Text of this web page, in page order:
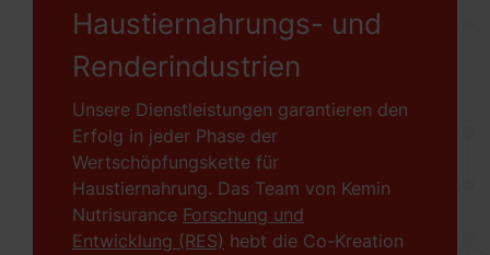
Haustiernahrungs- und
Renderindustrien
Unsere Dienstleistungen garantieren den
Erfolg in jeder Phase der
Wertschöpfungskette für
Haustiernahrung. Das Team von Kemin
Nutrisurance Forschung und
Entwicklung (RES) hebt die Co-Kreation